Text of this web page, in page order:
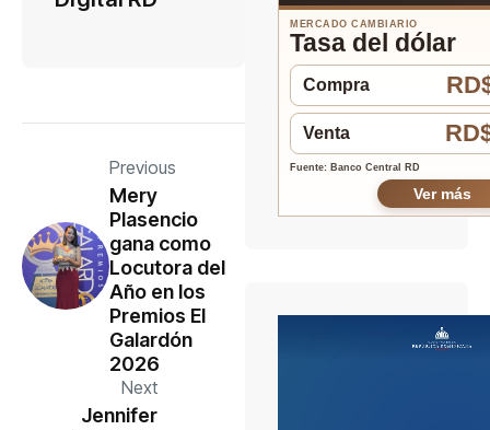
Previous
Mery
Plasencio
gana como
Locutora del
Año en los
Premios El
Galardón
2026
Next
Jennifer
MERCADO CAMBIARIO
Tasa del dólar
Compra
Venta
Fuente: Banco Central RD
Ver más